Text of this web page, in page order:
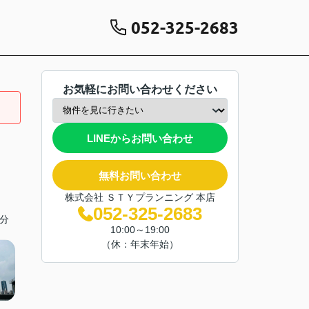
052-325-2683
お気軽にお問い合わせください
LINEからお問い合わせ
無料お問い合わせ
株式会社 ＳＴＹプランニング 本店
052-325-2683
10:00～19:00
（休：年末年始）